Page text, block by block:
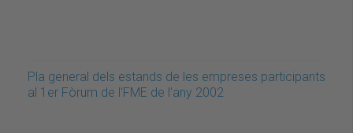
Pla general dels estands de les empreses participants
al 1er Fòrum de l'FME de l'any 2002